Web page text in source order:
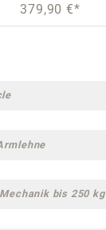
379,90 €*
bis 250 kg